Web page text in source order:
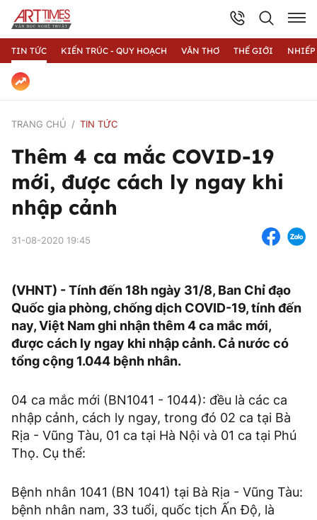
TIN TỨC KIẾN TRÚC - QUY HOẠCH VĂN THƠ THẾ GIỚI
TRANG CHỦ TIN TỨC
Thêm 4 ca mắc COVID-19
mới, được cách ly ngay khi
nhập cảnh
31-08-2020 19:45
(VHNT) - Tính đến 18h ngày 31/8, Ban Chỉ đạo
Quốc gia phòng, chống dịch COVID-19, tính đến
nay, Việt Nam ghi nhận thêm 4 ca mắc mới,
được cách ly ngay khi nhập cảnh. Cả nước có
tổng cộng 1.044 bệnh nhân.
04 ca mắc mới (BN1041 - 1044): đều là các ca
nhập cảnh, cách ly ngay, trong đó 02 ca tại Bà
Rịa - Vũng Tàu, 01 ca tại Hà Nội và 01 ca tại Phú
Thọ. Cụ thể:
Bệnh nhân 1041 (BN 1041) tại Bà Rịa - Vũng Tàu:
bệnh nhân nam, 33 tuổi, quốc tịch Ấn Độ, là